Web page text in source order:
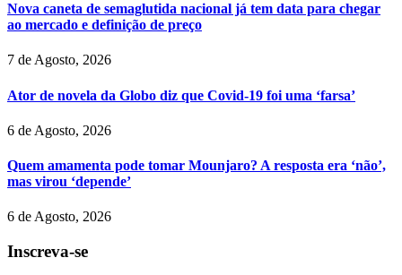
Nova caneta de semaglutida nacional já tem data para chegar
ao mercado e definição de preço
7 de Agosto, 2026
Ator de novela da Globo diz que Covid-19 foi uma ‘farsa’
6 de Agosto, 2026
Quem amamenta pode tomar Mounjaro? A resposta era ‘não’,
mas virou ‘depende’
6 de Agosto, 2026
Inscreva-se